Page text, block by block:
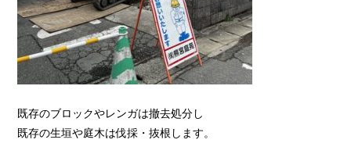
既存のブロックやレンガは撤去処分し
既存の生垣や庭木は伐採・抜根します。